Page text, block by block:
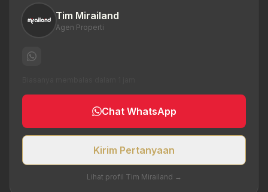
Tim Mirailand
Agen Properti
Chat WhatsApp
Kirim Pertanyaan
Lihat profil Tim Mirailand →